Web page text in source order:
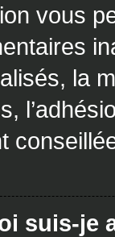
vous
la
suis-je